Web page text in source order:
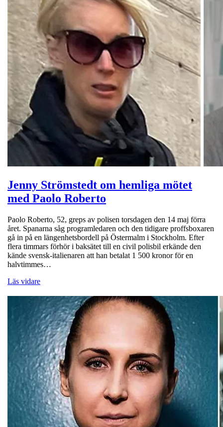
Jenny Strömstedt om hemliga mötet
med Paolo Roberto
Paolo Roberto, 52, greps av polisen torsdagen den 14 maj förra
året. Spanarna såg programledaren och den tidigare proffsboxaren
gå in på en längenhetsbordell på Östermalm i Stockholm. Efter
flera timmars förhör i baksätet till en civil polisbil erkände den
kände svensk-italienaren att han betalat 1 500 kronor för en
halvtimmes…
Läs vidare